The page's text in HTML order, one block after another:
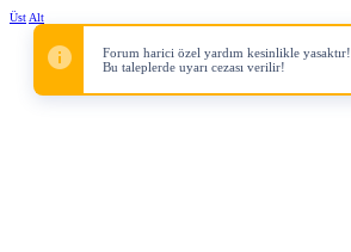
Üst Alt
Forum harici özel yardım kesinlikle yasaktır!
Bu taleplerde uyarı cezası verilir!